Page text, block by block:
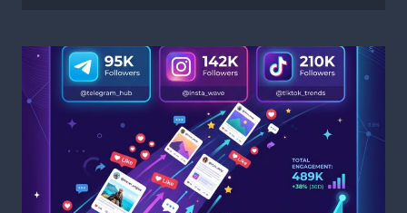
В
УПРАВЛЕНИИ
РЕПУТАЦИЕЙ
МОНИТОРИНГЕ
УПОМИНАНИЙ
БРЕНДА
В